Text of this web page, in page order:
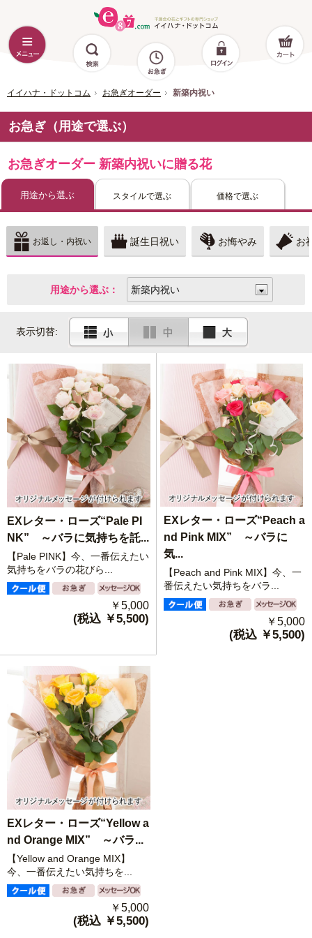
イイハナ・ドットコム お急ぎオーダー 新築内祝い
お急ぎ（用途で選ぶ）
お急ぎオーダー 新築内祝いに贈る花
用途から選ぶ スタイルで選ぶ 価格で選ぶ
お返し・内祝い 誕生日祝い お悔やみ お
用途から選ぶ：
表示切替:
EXレター・ローズ“Pale PI
NK” ～バラに気持ちを託...
【Pale PINK】今、一番伝えたい
気持ちをバラの花びら...
￥5,000
(税込 ￥5,500)
EXレター・ローズ“Peach a
nd Pink MIX” ～バラに
気...
【Peach and Pink MIX】今、一
番伝えたい気持ちをバラ...
￥5,000
(税込 ￥5,500)
EXレター・ローズ“Yellow a
nd Orange MIX” ～バラ...
【Yellow and Orange MIX】
今、一番伝えたい気持ちを...
￥5,000
(税込 ￥5,500)